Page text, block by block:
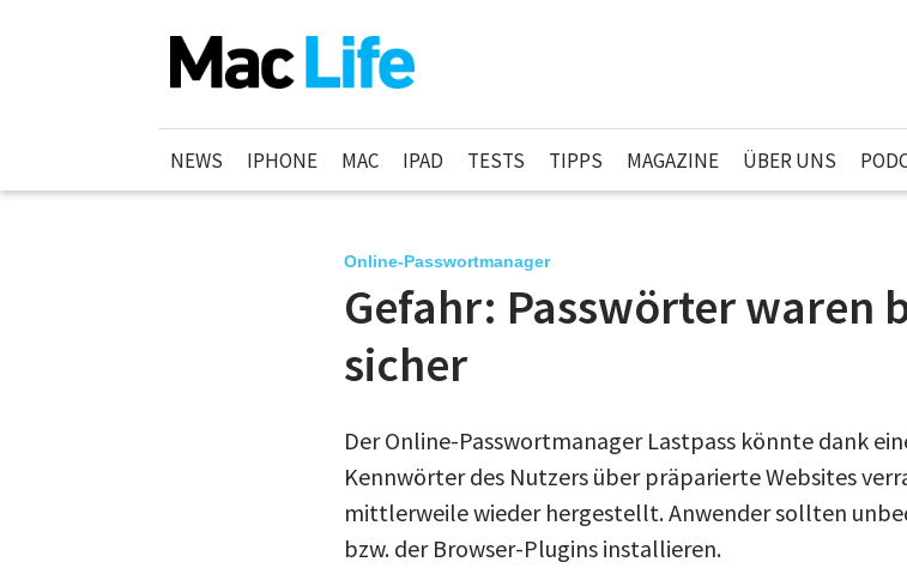
NEWS IPHONE MAC IPAD TESTS TIPPS MAGAZINE ÜBER UNS
Online-Passwortmanager
Gefahr: Passwörter waren
sicher
Der Online-Passwortmanager Lastpass könnte dank
Kennwörter des Nutzers über präparierte Websites
mittlerweile wieder hergestellt. Anwender sollten
bzw. der Browser-Plugins installieren.